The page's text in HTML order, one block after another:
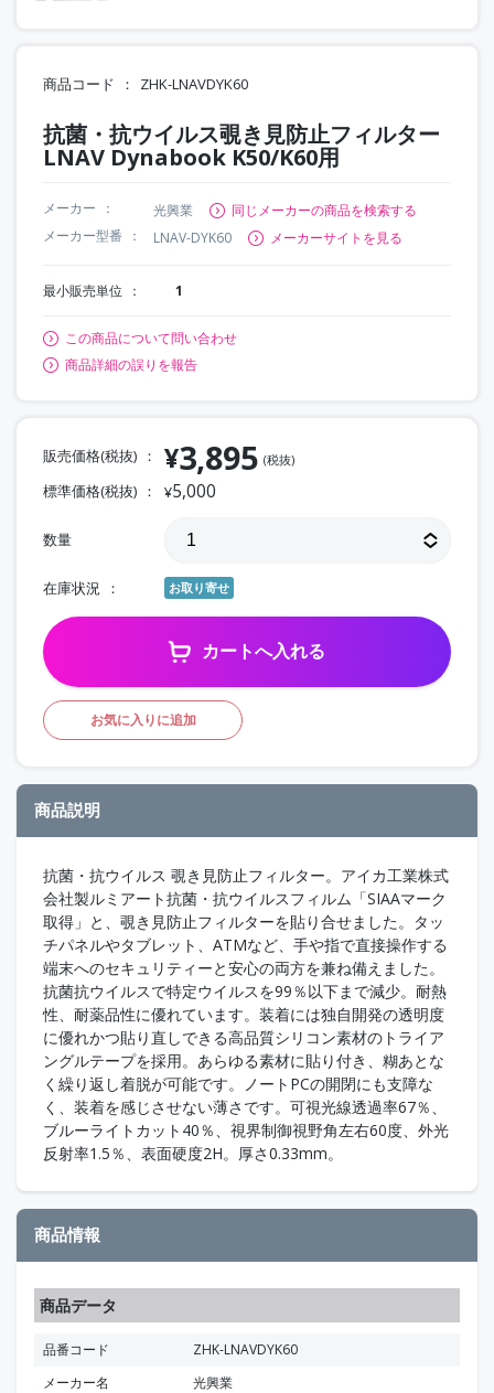
商品コード ZHK-LNAVDYK60
抗菌・抗ウイルス覗き見防止フィルター
LNAV Dynabook K50/K60用
メーカー 光興業
同じメーカーの商品を検索する
メーカー型番
LNAV-DYK60 メーカーサイトを見る
最小販売単位 1
この商品について問い合わせ
商品詳細の誤りを報告
販売価格(税抜) ¥3,895 (税抜)
標準価格(税抜) ¥5,000
数量
在庫状況 お取り寄せ
カートへ入れる
お気に入りに追加
商品説明
抗菌・抗ウイルス 覗き見防止フィルター。アイカ工業株式
会社製ルミアート抗菌・抗ウイルスフィルム「SIAAマーク
取得」と、覗き見防止フィルターを貼り合せました。タッ
チパネルやタブレット、ATMなど、手や指で直接操作する
端末へのセキュリティーと安心の両方を兼ね備えました。
抗菌抗ウイルスで特定ウイルスを99％以下まで減少。耐熱
性、耐薬品性に優れています。装着には独自開発の透明度
に優れかつ貼り直しできる高品質シリコン素材のトライア
ングルテープを採用。あらゆる素材に貼り付き、糊あとな
く繰り返し着脱が可能です。ノートPCの開閉にも支障な
く、装着を感じさせない薄さです。可視光線透過率67％、
ブルーライトカット40％、視界制御視野角左右60度、外光
反射率1.5％、表面硬度2H。厚さ0.33mm。
商品情報
商品データ
品番コード
ZHK-LNAVDYK60
メーカー名
光興業